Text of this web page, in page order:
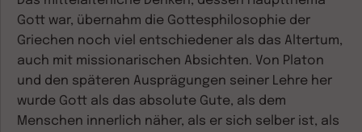
Gott war, übernahm die Gottesphilosophie der
Griechen noch viel entschiedener als das Altertum,
auch mit missionarischen Absichten. Von Platon
und den späteren Ausprägungen seiner Lehre her
wurde Gott als das absolute Gute, als dem
Menschen innerlich näher, als er sich selber ist, als